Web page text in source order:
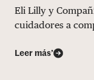
Eli Lilly y
cuidadores a
Leer más’